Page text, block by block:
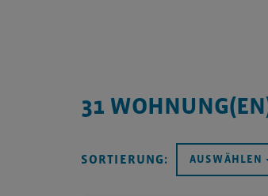
31
SORTIERUNG: AUSWÄHLEN